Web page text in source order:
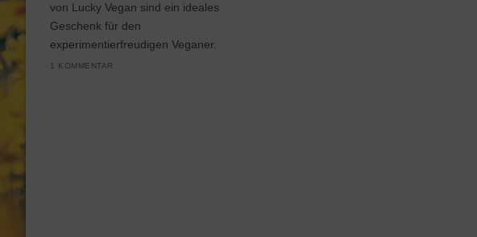
von Lucky Vegan sind ein ideales
Geschenk für den
experimentierfreudigen Veganer.
1 KOMMENTAR